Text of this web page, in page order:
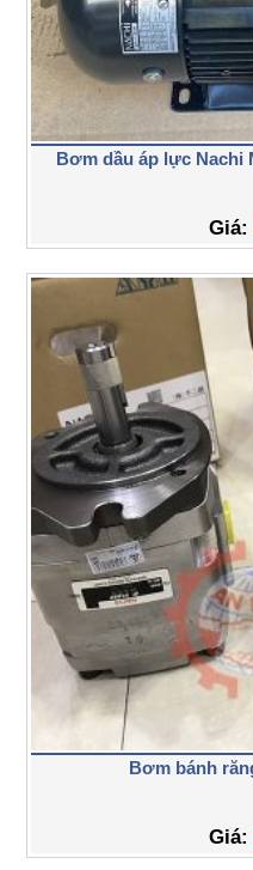
Bơm dầu áp lực Nachi
Giá:
Bơm bánh
Giá: